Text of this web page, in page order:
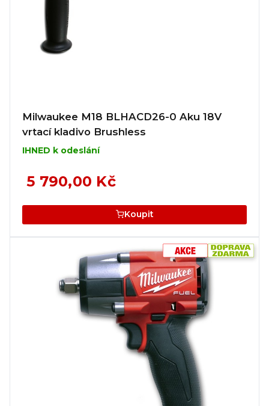
Milwaukee M18 BLHACD26-0 Aku 18V
vrtací kladivo Brushless
IHNED k odeslání
5 790,00 Kč
Koupit